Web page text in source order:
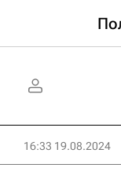
16:33 19.08.2024